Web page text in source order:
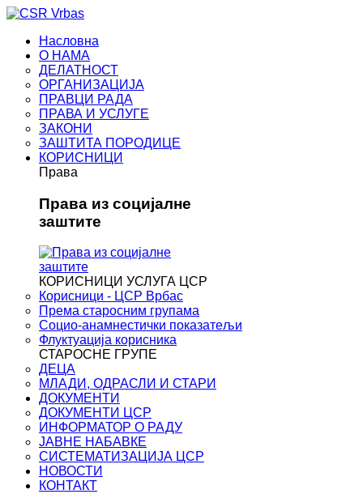
Насловна
О НАМА
ДЕЛАТНОСТ
ОРГАНИЗАЦИЈА
ПРАВЦИ РАДА
ПРАВА И УСЛУГЕ
ЗАКОНИ
ЗАШТИТА ПОРОДИЦЕ
КОРИСНИЦИ
Права
Права из социјалне
заштите
КОРИСНИЦИ УСЛУГА ЦСР
Корисници - ЦСР Врбас
Према старосним групама
Социо-анамнестички показатељи
Флуктуација корисника
СТАРОСНЕ ГРУПЕ
ДЕЦА
МЛАДИ, ОДРАСЛИ И СТАРИ
ДОКУМЕНТИ
ДОКУМЕНТИ ЦСР
ИНФОРМАТОР О РАДУ
ЈАВНЕ НАБАВКЕ
СИСТЕМАТИЗАЦИЈА ЦСР
НОВОСТИ
КОНТАКТ